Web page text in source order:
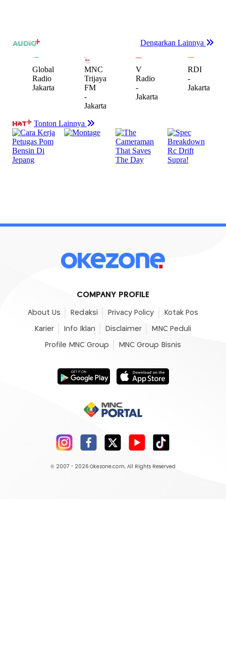
COMPANY PROFILE
About Us Redaksi Privacy Policy Kotak Pos
Karier Info Iklan Disclaimer MNC Peduli
Profile MNC Group MNC Group Bisnis
© 2007 - 2026 Okezone.com, All Rights Reserved